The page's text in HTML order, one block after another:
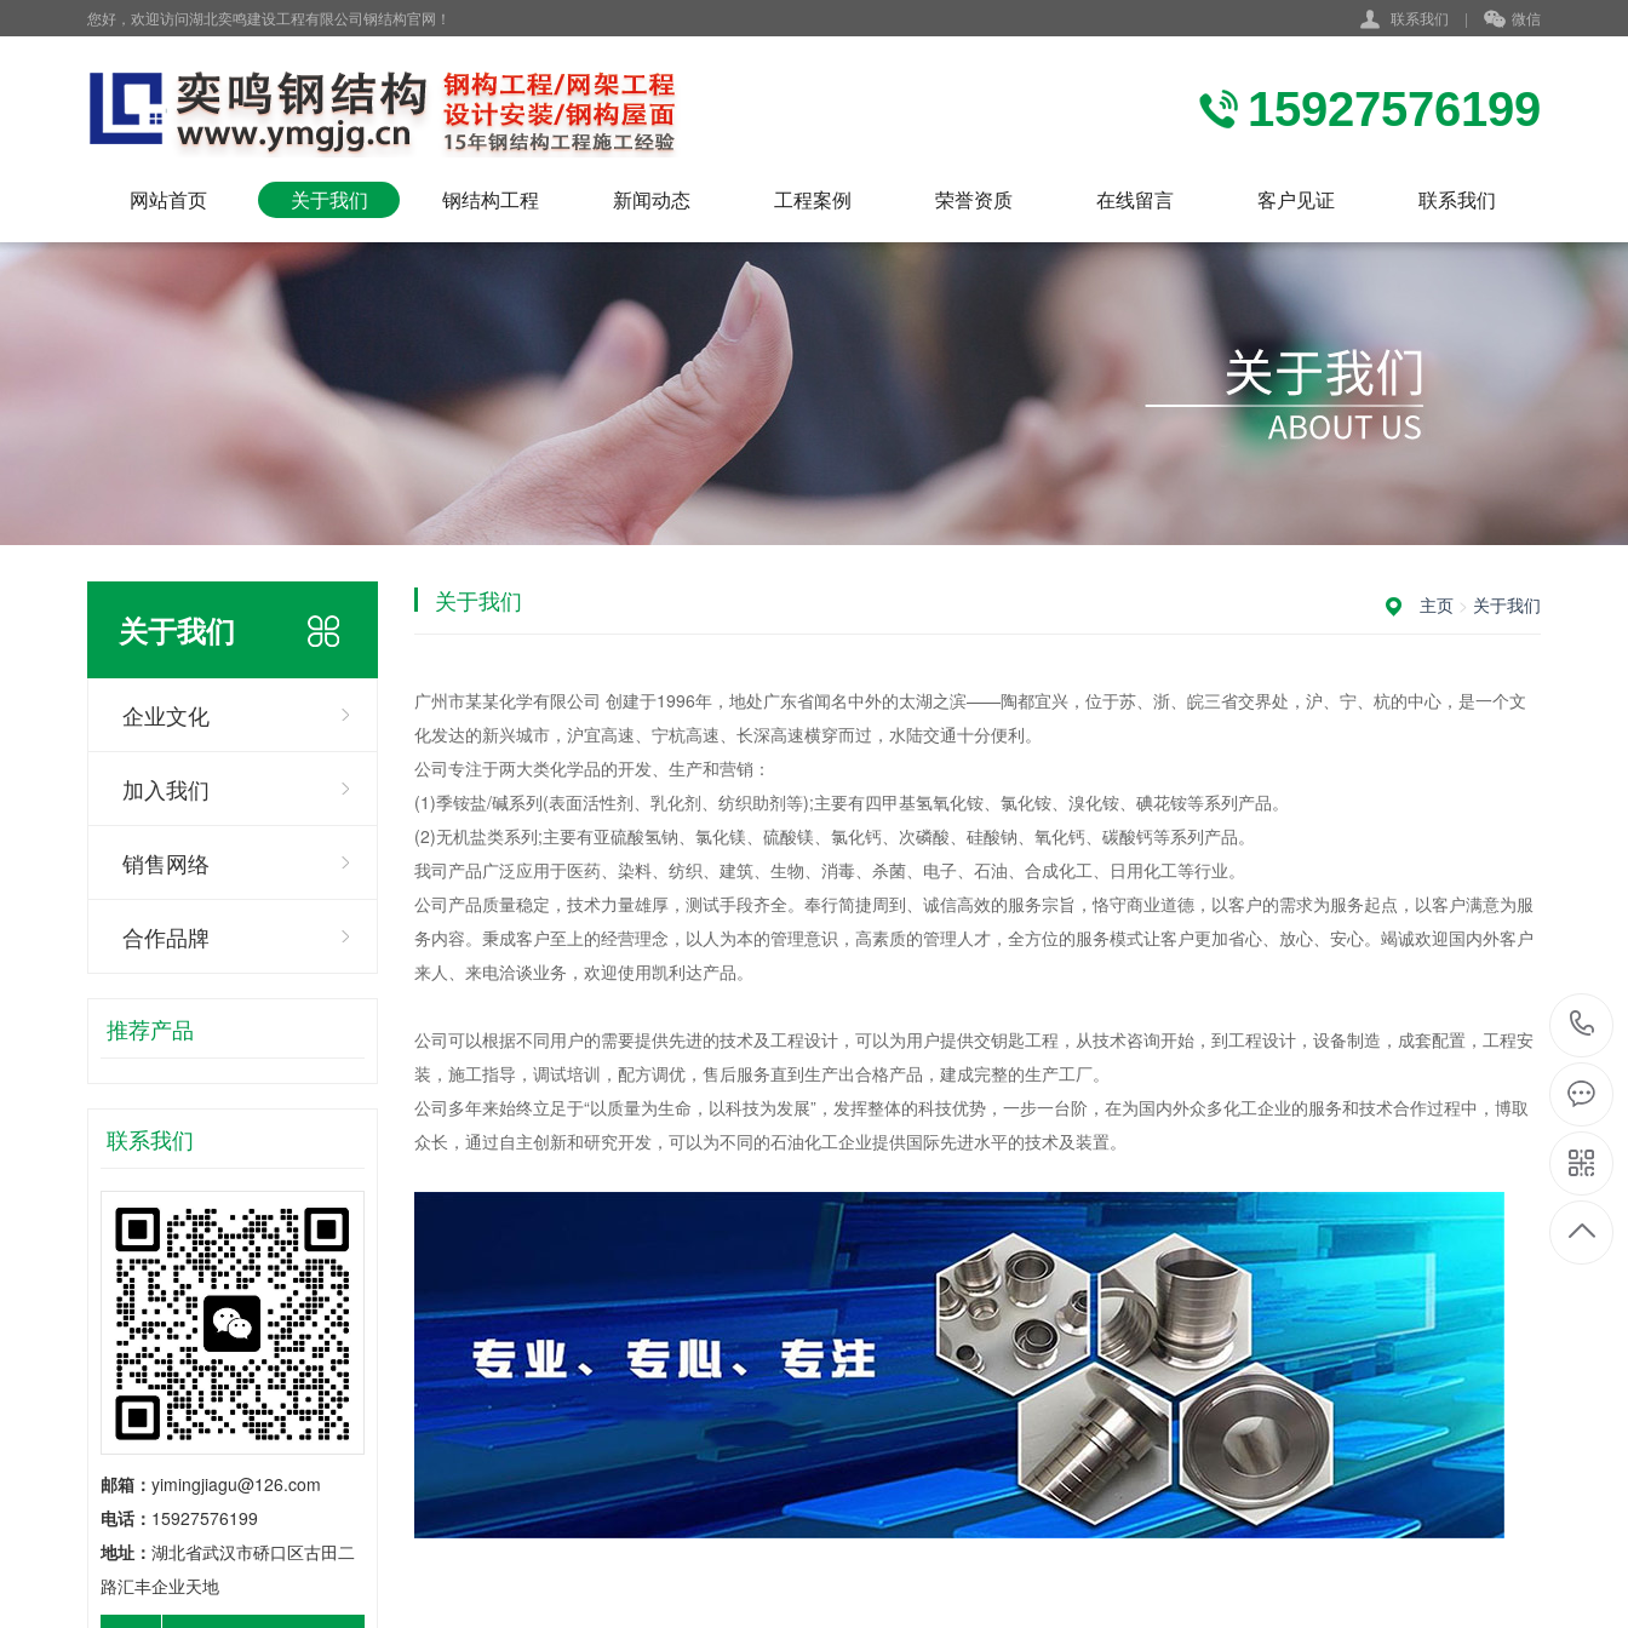
联系我们 | 微信
您好，欢迎访问湖北奕鸣建设工程有限公司钢结构官网！
15927576199
网站首页 关于我们 钢结构工程 新闻动态 工程案例 荣誉资质 在线留言 客户见证 联系我们
关于我们
企业文化
加入我们
销售网络
合作品牌
推荐产品
联系我们
邮箱： yimingjiagu@126.com
电话： 15927576199
地址： 湖北省武汉市硚口区古田二
路汇丰企业天地
主页 > 关于我们
关于我们
广州市某某化学有限公司 创建于1996年，地处广东省闻名中外的太湖之滨——陶都宜兴，位于苏、浙、皖三省交界处，沪、宁、杭的中心，是一个文
化发达的新兴城市，沪宜高速、宁杭高速、长深高速横穿而过，水陆交通十分便利。
公司专注于两大类化学品的开发、生产和营销：
(1)季铵盐/碱系列(表面活性剂、乳化剂、纺织助剂等);主要有四甲基氢氧化铵、氯化铵、溴化铵、碘花铵等系列产品。
(2)无机盐类系列;主要有亚硫酸氢钠、氯化镁、硫酸镁、氯化钙、次磷酸、硅酸钠、氧化钙、碳酸钙等系列产品。
我司产品广泛应用于医药、染料、纺织、建筑、生物、消毒、杀菌、电子、石油、合成化工、日用化工等行业。
公司产品质量稳定，技术力量雄厚，测试手段齐全。奉行简捷周到、诚信高效的服务宗旨，恪守商业道德，以客户的需求为服务起点，以客户满意为服
务内容。秉成客户至上的经营理念，以人为本的管理意识，高素质的管理人才，全方位的服务模式让客户更加省心、放心、安心。竭诚欢迎国内外客户
来人、来电洽谈业务，欢迎使用凯利达产品。
公司可以根据不同用户的需要提供先进的技术及工程设计，可以为用户提供交钥匙工程，从技术咨询开始，到工程设计，设备制造，成套配置，工程安
装，施工指导，调试培训，配方调优，售后服务直到生产出合格产品，建成完整的生产工厂。
公司多年来始终立足于“以质量为生命，以科技为发展”，发挥整体的科技优势，一步一台阶，在为国内外众多化工企业的服务和技术合作过程中，博取
众长，通过自主创新和研究开发，可以为不同的石油化工企业提供国际先进水平的技术及装置。